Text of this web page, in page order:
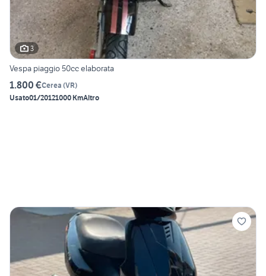
3
Vespa piaggio 50cc elaborata
1.800 €Cerea (VR)
Usato01/20121000 KmAltro